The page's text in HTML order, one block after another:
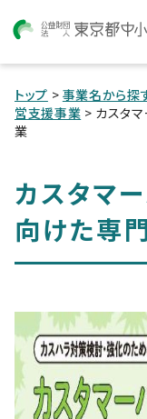
トップ > 事業名から探
営支援事業 > カスタ
業
カスタマ
向けた専